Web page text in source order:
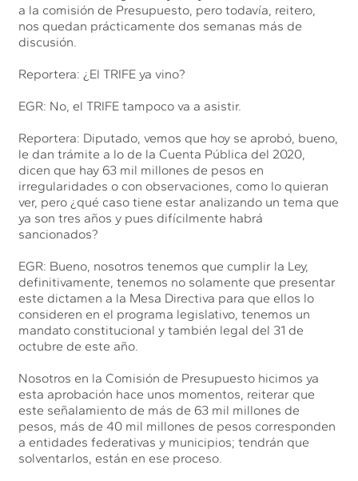
a la comisión de Presupuesto, pero todavía, reitero,
nos quedan prácticamente dos semanas más de
discusión.
Reportera: ¿El TRIFE ya vino?
EGR: No, el TRIFE tampoco va a asistir.
Reportera: Diputado, vemos que hoy se aprobó, bueno,
le dan trámite a lo de la Cuenta Pública del 2020,
dicen que hay 63 mil millones de pesos en
irregularidades o con observaciones, como lo quieran
ver, pero ¿qué caso tiene estar analizando un tema que
ya son tres años y pues difícilmente habrá
sancionados?
EGR: Bueno, nosotros tenemos que cumplir la Ley,
definitivamente, tenemos no solamente que presentar
este dictamen a la Mesa Directiva para que ellos lo
consideren en el programa legislativo, tenemos un
mandato constitucional y también legal del 31 de
octubre de este año.
Nosotros en la Comisión de Presupuesto hicimos ya
esta aprobación hace unos momentos, reiterar que
este señalamiento de más de 63 mil millones de
pesos, más de 40 mil millones de pesos corresponden
a entidades federativas y municipios; tendrán que
solventarlos, están en ese proceso.